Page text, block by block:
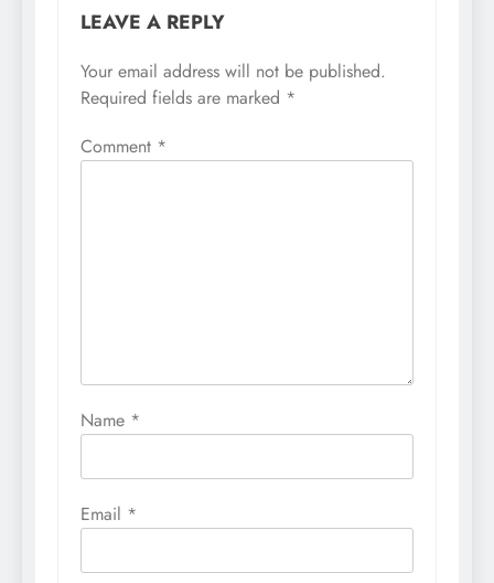
LEAVE A REPLY
Your email address will not be published.
Required fields are marked *
Comment *
Name *
Email *